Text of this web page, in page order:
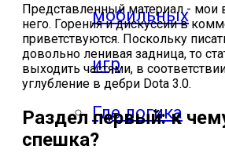
мобильных
игр
Где логика
Представленный материал - мои
него. Горения и дискуссии в
приветствуются. Поскольку
довольно ленивая задница, то
выходить частями, в
углубление в дебри Dota 3.0.
Раздел первый: к
спешка?